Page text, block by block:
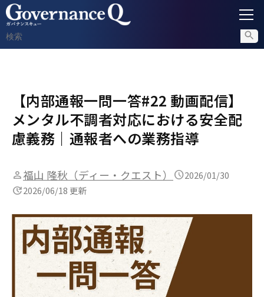
内部通報
コンプライアンス調査
不正対策
セミナー情報
【内部通報一問一答#22 動画配信】
メンタル不調者対応における安全配
慮義務｜通報者への業務指導
福山 隆秋（ディー・クエスト）
2026/01/30
2026/06/18 更新